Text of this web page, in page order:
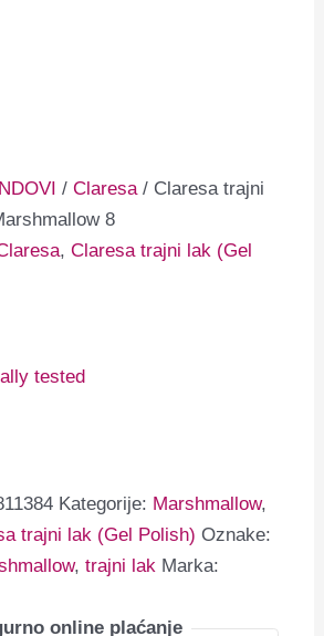
/Claresa / Claresa trajni
8
,Claresa trajni lak (Gel
Kategorije: Marshmallow,
trajni lak (Gel Polish) Oznake:
,trajni lak Marka:
online plaćanje